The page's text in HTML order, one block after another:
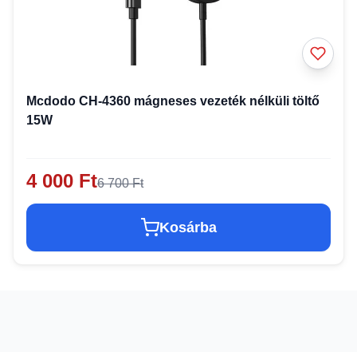
Mcdodo CH-4360 mágneses vezeték nélküli töltő
15W
4 000 Ft6 700 Ft
Kosárba